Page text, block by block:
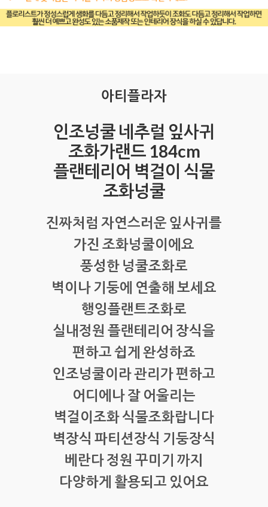
아티플라자
인조넝쿨 네추럴 잎사귀
조화가랜드 184cm
플랜테리어 벽걸이 식물
조화넝쿨
진짜처럼 자연스러운 잎사귀를
가진 조화넝쿨이에요
풍성한 넝쿨조화로
벽이나 기둥에 연출해 보세요
행잉플랜트조화로
실내정원 플랜테리어 장식을
편하고 쉽게 완성하죠
인조넝쿨이라 관리가 편하고
어디에나 잘 어울리는
벽걸이조화 식물조화랍니다
벽장식 파티션장식 기둥장식
베란다 정원 꾸미기 까지
다양하게 활용되고 있어요